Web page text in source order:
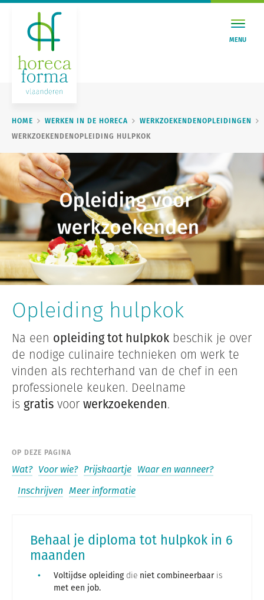
MENU
HOME WERKEN IN DE HORECA
WERKZOEKENDENOPLEIDINGEN
WERKZOEKENDENOPLEIDING HULPKOK
Opleiding hulpkok
Na een opleiding tot hulpkok beschik je over
de nodige culinaire technieken om werk te
vinden als rechterhand van de chef in een
professionele keuken. Deelname
is gratis voor werkzoekenden.
OP DEZE PAGINA
Wat? Voor wie? Prijskaartje Waar en wanneer?
Inschrijven Meer informatie
Behaal je diploma tot hulpkok in 6
maanden
Voltijdse opleidingdie niet combineerbaaris
met een job.